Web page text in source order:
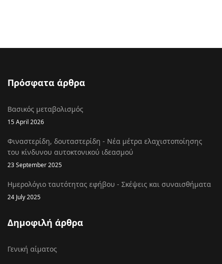
Πρόσφατα άρθρα
Βασικός μεταβολισμός
15 April 2026
Φιναστερίδη, δουταστερίδη - Νέα μέτρα ελαχιστοποίησης
του κίνδυνου αυτοκτονικού ιδεασμού
23 September 2025
Ημερολόγιο ταυτότητας εφήβου - Σκέψεις και συναισθήματα
24 July 2025
Δημοφιλή άρθρα
Γενική αίματος